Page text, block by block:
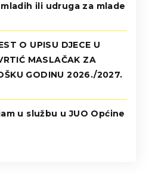
ili udruga za mlade
O UPISU DJECE U
MASLAČAK ZA
GODINU 2026./2027.
u službu u JUO Općine